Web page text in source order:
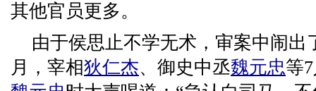
其他官员更多。
由于侯思止不学无术，审案中闹出
月，宰相狄仁杰、御史中丞魏元忠等